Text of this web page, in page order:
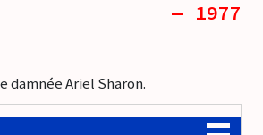
— 1977
damnée Ariel Sharon.